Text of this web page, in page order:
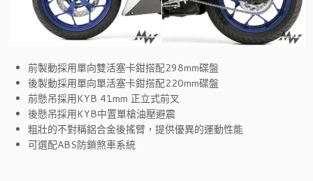
前製動採用單向雙活塞卡鉗搭配298mm碟盤
後製動採用單向單活塞卡鉗搭配220mm碟盤
前懸吊採用KYB 41mm 正立式前叉
後懸吊採用KYB中置單槍油壓避震
粗壯的不對稱鋁合金後搖臂，提供優異的運動性能
可選配ABS防鎖煞車系統